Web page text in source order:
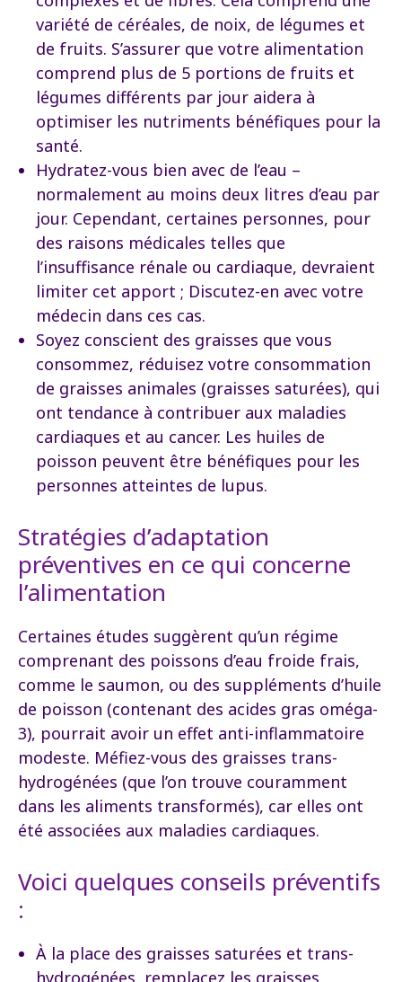
variété de céréales, de noix, de légumes et
de fruits. S’assurer que votre alimentation
comprend plus de 5 portions de fruits et
légumes différents par jour aidera à
optimiser les nutriments bénéfiques pour la
santé.
Hydratez-vous bien avec de l’eau –
normalement au moins deux litres d’eau par
jour. Cependant, certaines personnes, pour
des raisons médicales telles que
l’insuffisance rénale ou cardiaque, devraient
limiter cet apport ; Discutez-en avec votre
médecin dans ces cas.
Soyez conscient des graisses que vous
consommez, réduisez votre consommation
de graisses animales (graisses saturées), qui
ont tendance à contribuer aux maladies
cardiaques et au cancer. Les huiles de
poisson peuvent être bénéfiques pour les
personnes atteintes de lupus.
Stratégies d’adaptation
préventives en ce qui concerne
l’alimentation
Certaines études suggèrent qu’un régime
comprenant des poissons d’eau froide frais,
comme le saumon, ou des suppléments d’huile
de poisson (contenant des acides gras oméga-
3), pourrait avoir un effet anti-inflammatoire
modeste. Méfiez-vous des graisses trans-
hydrogénées (que l’on trouve couramment
dans les aliments transformés), car elles ont
été associées aux maladies cardiaques.
Voici quelques conseils préventifs
:
À la place des graisses saturées et trans-
hydrogénées, remplacez les graisses